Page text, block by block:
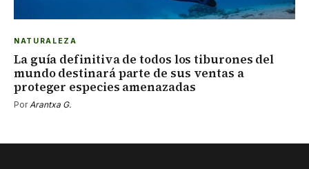
NATURALEZA
La guía definitiva de todos los tiburones del
mundo destinará parte de sus ventas a
proteger especies amenazadas
PorArantxa G.